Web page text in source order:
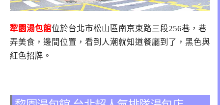
犂園湯包館位於台北市松山區南京東路三段256巷，巷
弄美食，邊間位置，看到人潮就知道餐廳到了，黑色與
紅色招牌。